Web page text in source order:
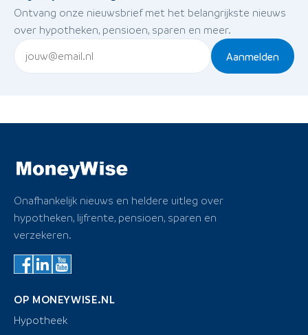
Ontvang onze nieuwsbrief met het belangrijkste nieuws
over hypotheken, pensioen, sparen en meer.
Aanmelden
Onafhankelijk nieuws en heldere uitleg over
hypotheken, lijfrente, pensioen, sparen en
verzekeren.
OP MONEYWISE.NL
Hypotheek